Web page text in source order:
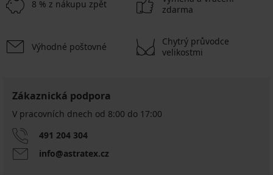
8 % z nákupu zpět
zdarma
Výhodné poštovné
Chytrý průvodce
velikostmi
Zákaznická podpora
V pracovních dnech od 8:00 do 17:00
491 204 304
info@astratex.cz